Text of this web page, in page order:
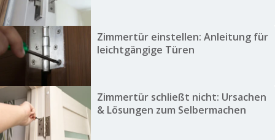
Zimmertür einstellen: Anleitung für
leichtgängige Türen
Zimmertür schließt nicht: Ursachen
& Lösungen zum Selbermachen